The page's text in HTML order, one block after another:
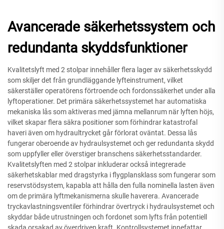
Avancerade säkerhetssystem och
redundanta skyddsfunktioner
Kvalitetslyft med 2 stolpar innehåller flera lager av säkerhetsskydd
som skiljer det från grundläggande lyfteinstrument, vilket
säkerställer operatörens förtroende och fordonssäkerhet under alla
lyftoperationer. Det primära säkerhetssystemet har automatiska
mekaniska lås som aktiveras med jämna mellanrum när lyften höjs,
vilket skapar flera säkra positioner som förhindrar katastrofal
haveri även om hydraultrycket går förlorat oväntat. Dessa lås
fungerar oberoende av hydraulsystemet och ger redundanta skydd
som uppfyller eller överstiger branschens säkerhetsstandarder.
Kvalitetslyften med 2 stolpar inkluderar också integrerade
säkerhetskablar med dragstyrka i flygplansklass som fungerar som
reservstödsystem, kapabla att hålla den fulla nominella lasten även
om de primära lyftmekanismerna skulle haverera. Avancerade
tryckavlastningsventiler förhindrar övertryck i hydraulsystemet och
skyddar både utrustningen och fordonet som lyfts från potentiell